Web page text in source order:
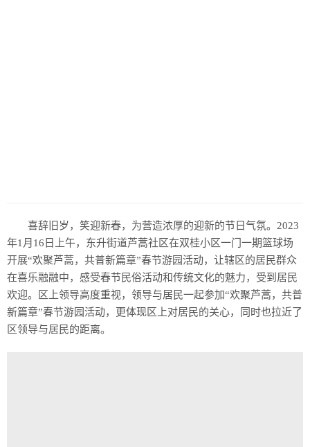
喜辞旧岁，笑迎新春，为营造浓厚的迎新的节日气氛。2023
年1月16日上午，东升街道芦蒿社区在双桂小区一门一期篮球场
开展“欢聚芦蒿，共普新篇章”春节游园活动，让辖区的居民群众
在喜乐融融中，感受春节民俗活动和传统文化的魅力，受到居民
欢迎。区上领导高度重视，领导与居民一起参加“欢聚芦蒿，共普
新篇章”春节游园活动，更体现区上对居民的关心，同时也拉近了
区领导与居民的距离。